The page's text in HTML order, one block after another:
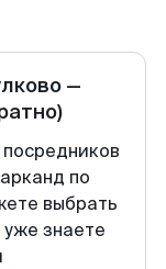
—
по
выбрать
знаете